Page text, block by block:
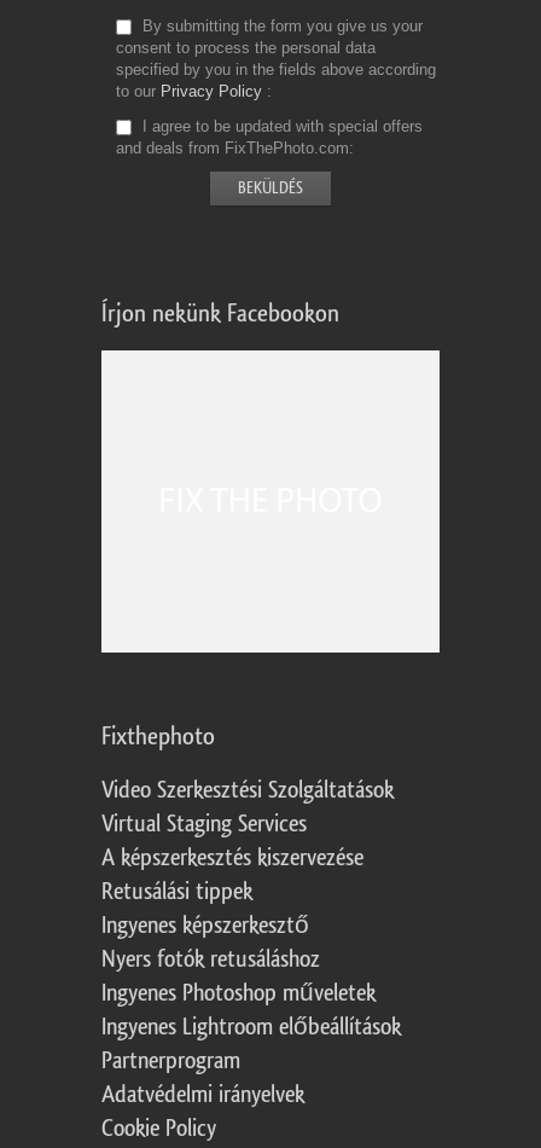
By submitting the form you give us your
consent to process the personal data
specified by you in the fields above according
to our Privacy Policy
I agree to be updated with special offers
and deals from FixThePhoto.com
Írjon nekünk Facebookon
Fixthephoto
Video Szerkesztési Szolgáltatások
Virtual Staging Services
A képszerkesztés kiszervezése
Retusálási tippek
Ingyenes képszerkesztő
Nyers fotók retusáláshoz
Ingyenes Photoshop műveletek
Ingyenes Lightroom előbeállítások
Partnerprogram
Adatvédelmi irányelvek
Cookie Policy